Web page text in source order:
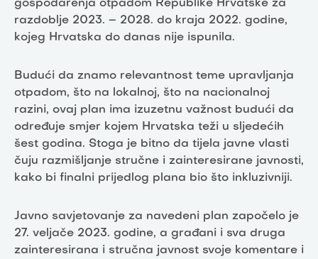
gospodarenja otpadom Republike Hrvatske za
razdoblje 2023. – 2028. do kraja 2022. godine,
kojeg Hrvatska do danas nije ispunila.
Budući da znamo relevantnost teme upravljanja
otpadom, što na lokalnoj, što na nacionalnoj
razini, ovaj plan ima izuzetnu važnost budući da
određuje smjer kojem Hrvatska teži u sljedećih
šest godina. Stoga je bitno da tijela javne vlasti
čuju razmišljanje stručne i zainteresirane javnosti,
kako bi finalni prijedlog plana bio što inkluzivniji.
Javno savjetovanje za navedeni plan započelo je
27. veljače 2023. godine, a građani i sva druga
zainteresirana i stručna javnost svoje komentare i